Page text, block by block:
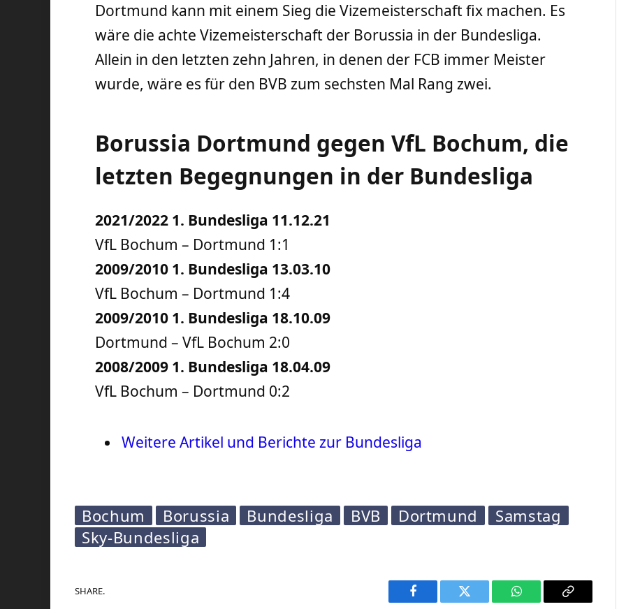
Dortmund kann mit einem Sieg die Vizemeisterschaft fix machen. Es
wäre die achte Vizemeisterschaft der Borussia in der Bundesliga.
Allein in den letzten zehn Jahren, in denen der FCB immer Meister
wurde, wäre es für den BVB zum sechsten Mal Rang zwei.
Borussia Dortmund gegen VfL Bochum, die
letzten Begegnungen in der Bundesliga
2021/2022 1. Bundesliga 11.12.21
VfL Bochum – Dortmund 1:1
2009/2010 1. Bundesliga 13.03.10
VfL Bochum – Dortmund 1:4
2009/2010 1. Bundesliga 18.10.09
Dortmund – VfL Bochum 2:0
2008/2009 1. Bundesliga 18.04.09
VfL Bochum – Dortmund 0:2
Weitere Artikel und Berichte zur Bundesliga
Bochum Borussia Bundesliga BVB Dortmund
Samstag
Sky-Bundesliga
SHARE.
Facebook Twitter WhatsAppCopy